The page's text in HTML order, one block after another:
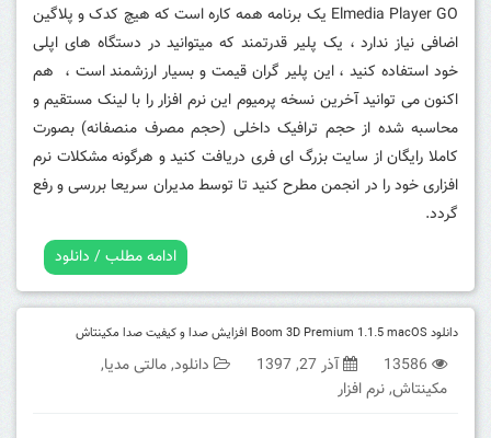
Elmedia Player GO یک برنامه همه کاره است که هیچ کدک و پلاگین
اضافی نیاز ندارد ، یک پلیر قدرتمند که میتوانید در دستگاه های اپلی
خود استفاده کنید ، این پلیر گران قیمت و بسیار ارزشمند است ، هم
اکنون می توانید آخرین نسخه پرمیوم این نرم افزار را با لینک مستقیم و
محاسبه شده از حجم ترافیک داخلی (حجم مصرف منصفانه) بصورت
کاملا رایگان از سایت بزرگ ای فری دریافت کنید و هرگونه مشکلات نرم
افزاری خود را در انجمن مطرح کنید تا توسط مدیران سریعا بررسی و رفع
گردد.
ادامه مطلب / دانلود
دانلود Boom 3D Premium 1.1.5 macOS افزایش صدا و کیفیت صدا مکینتاش
13586 آذر 27, 1397 دانلود,مالتی مدیا,
مکینتاش,نرم افزار